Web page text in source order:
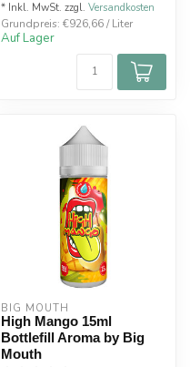
* Inkl. MwSt. zzgl. Versandkosten
Grundpreis: €926,66 / Liter
Auf Lager
BIG MOUTH
High Mango 15ml
Bottlefill Aroma by Big
Mouth